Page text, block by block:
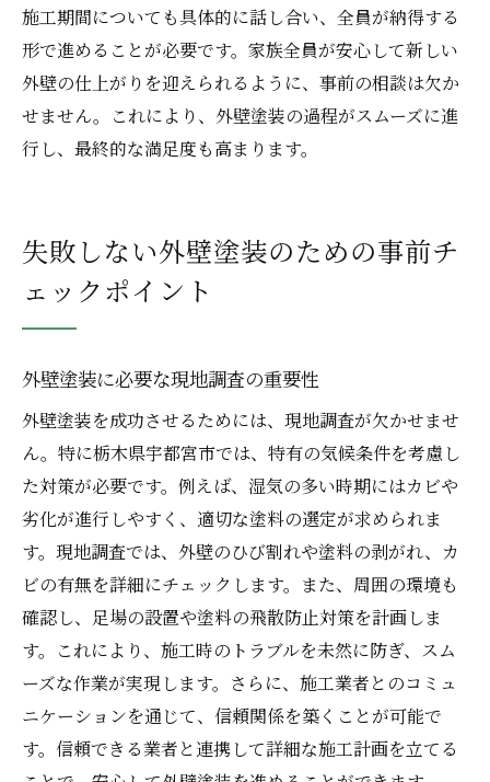
施工期間についても具体的に話し合い、全員が納得する
形で進めることが必要です。家族全員が安心して新しい
外壁の仕上がりを迎えられるように、事前の相談は欠か
せません。これにより、外壁塗装の過程がスムーズに進
行し、最終的な満足度も高まります。
失敗しない外壁塗装のための事前チ
ェックポイント
外壁塗装に必要な現地調査の重要性
外壁塗装を成功させるためには、現地調査が欠かせませ
ん。特に栃木県宇都宮市では、特有の気候条件を考慮し
た対策が必要です。例えば、湿気の多い時期にはカビや
劣化が進行しやすく、適切な塗料の選定が求められま
す。現地調査では、外壁のひび割れや塗料の剥がれ、カ
ビの有無を詳細にチェックします。また、周囲の環境も
確認し、足場の設置や塗料の飛散防止対策を計画しま
す。これにより、施工時のトラブルを未然に防ぎ、スム
ーズな作業が実現します。さらに、施工業者とのコミュ
ニケーションを通じて、信頼関係を築くことが可能で
す。信頼できる業者と連携して詳細な施工計画を立てる